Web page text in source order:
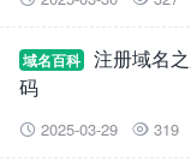
域名百科
注册域名
码
 2025-03-29  319